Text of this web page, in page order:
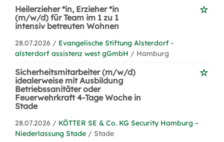
Heilerzieher *in, Erzieher *in
(m/w/d) für Team im 1 zu 1
intensiv betreuten Wohnen
28.07.2026 / Evangelische Stiftung Alsterdorf -
alsterdorf assistenz west gGmbH / Hamburg
Sicherheitsmitarbeiter (m/w/d)
idealerweise mit Ausbildung
Betriebssanitäter oder
Feuerwehrkraft 4-Tage Woche in
Stade
28.07.2026 / KÖTTER SE & Co. KG Security Hamburg –
Niederlassung Stade / Stade